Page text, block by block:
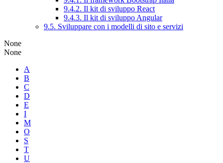
9.4.2. Il kit di sviluppo React
9.4.3. Il kit di sviluppo Angular
9.5. Sviluppare con i modelli di sito e servizi
None
None
A
B
C
D
E
I
M
O
S
T
U